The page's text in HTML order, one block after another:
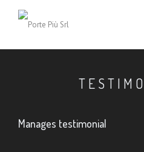
Manages testimonial